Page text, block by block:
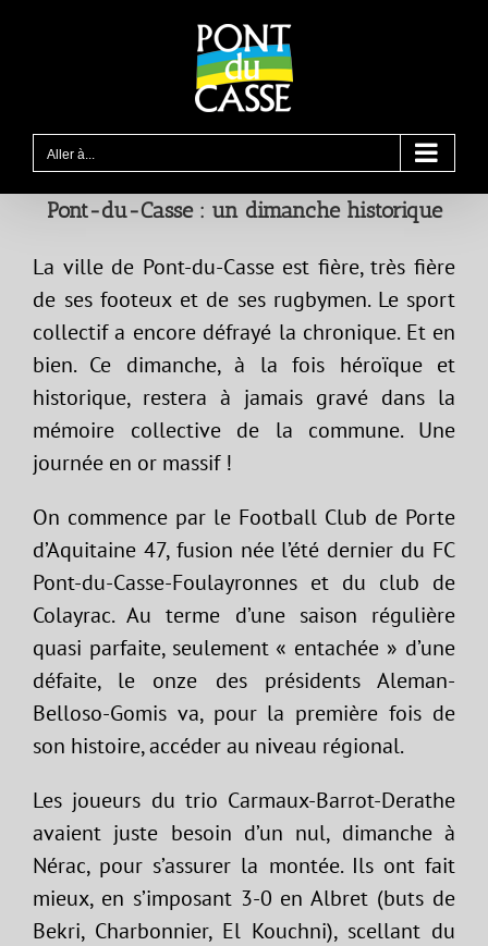
Aller à...
Pont-du-Casse : un dimanche historique
La ville de Pont-du-Casse est fière, très fière
de ses footeux et de ses rugbymen. Le sport
collectif a encore défrayé la chronique. Et en
bien. Ce dimanche, à la fois héroïque et
historique, restera à jamais gravé dans la
mémoire collective de la commune. Une
journée en or massif !
On commence par le Football Club de Porte
d’Aquitaine 47, fusion née l’été dernier du FC
Pont-du-Casse-Foulayronnes et du club de
Colayrac. Au terme d’une saison régulière
quasi parfaite, seulement « entachée » d’une
défaite, le onze des présidents Aleman-
Belloso-Gomis va, pour la première fois de
son histoire, accéder au niveau régional.
Les joueurs du trio Carmaux-Barrot-Derathe
avaient juste besoin d’un nul, dimanche à
Nérac, pour s’assurer la montée. Ils ont fait
mieux, en s’imposant 3-0 en Albret (buts de
Bekri, Charbonnier, El Kouchni), scellant du